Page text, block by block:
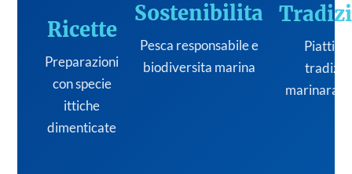
Ricette
Preparazioni
con specie
ittiche
dimenticate
Sostenibilita
Pesca responsabile e
biodiversita marina
Piatti
marinara